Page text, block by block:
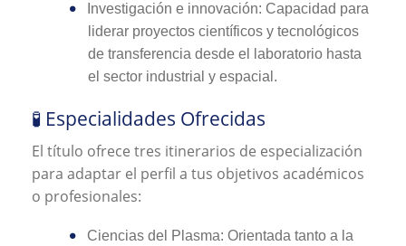
Investigación e innovación: Capacidad para
liderar proyectos científicos y tecnológicos
de transferencia desde el laboratorio hasta
el sector industrial y espacial.
🧪 Especialidades Ofrecidas
El título ofrece tres itinerarios de especialización
para adaptar el perfil a tus objetivos académicos
o profesionales:
Ciencias del Plasma: Orientada tanto a la